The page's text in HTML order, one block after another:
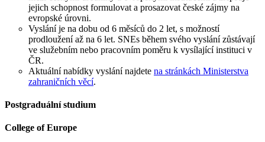
jejich schopnost formulovat a prosazovat české zájmy na
evropské úrovni.
Vyslání je na dobu od 6 měsíců do 2 let, s možností
prodloužení až na 6 let. SNEs během svého vyslání zůstávají
ve služebním nebo pracovním poměru k vysílající instituci v
ČR.
Aktuální nabídky vyslání najdete na stránkách Ministerstva
zahraničních věcí.
Postgraduální studium
College of Europe